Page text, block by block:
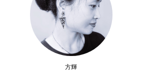
科學院研究生院哲學美學研究
生， 北京華鼎建筑裝飾股...
方輝